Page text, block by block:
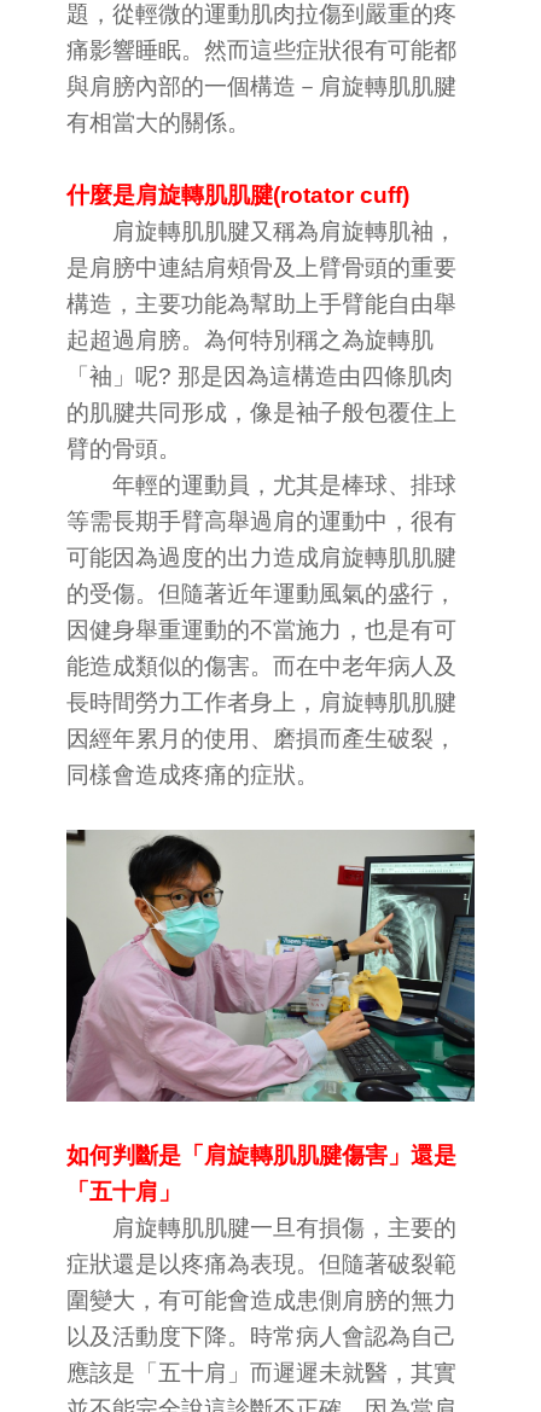
題，從輕微的運動肌肉拉傷到嚴重的疼
痛影響睡眠。然而這些症狀很有可能都
與肩膀內部的一個構造－肩旋轉肌肌腱
有相當大的關係。
什麼是肩旋轉肌肌腱(rotator cuff)
肩旋轉肌肌腱又稱為肩旋轉肌袖，
是肩膀中連結肩頰骨及上臂骨頭的重要
構造，主要功能為幫助上手臂能自由舉
起超過肩膀。為何特別稱之為旋轉肌
「袖」呢? 那是因為這構造由四條肌肉
的肌腱共同形成，像是袖子般包覆住上
臂的骨頭。
年輕的運動員，尤其是棒球、排球
等需長期手臂高舉過肩的運動中，很有
可能因為過度的出力造成肩旋轉肌肌腱
的受傷。但隨著近年運動風氣的盛行，
因健身舉重運動的不當施力，也是有可
能造成類似的傷害。而在中老年病人及
長時間勞力工作者身上，肩旋轉肌肌腱
因經年累月的使用、磨損而產生破裂，
同樣會造成疼痛的症狀。
如何判斷是「肩旋轉肌肌腱傷害」還是
「五十肩」
肩旋轉肌肌腱一旦有損傷，主要的
症狀還是以疼痛為表現。但隨著破裂範
圍變大，有可能會造成患側肩膀的無力
以及活動度下降。時常病人會認為自己
應該是「五十肩」而遲遲未就醫，其實